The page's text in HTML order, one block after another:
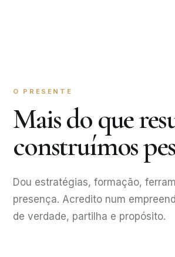
O PRESENTE
Mais do que
construímos
Dou estratégias, formação,
presença. Acredito num
de verdade, partilha e propósito.